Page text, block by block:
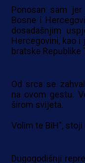
Ponosan sam
Bosne i
dosadašnjim
Hercegovini, kao
bratske Republike
Od srca se
na ovom gestu.
širom svijeta.
Volim te BiH", stoji
Dugogodišnji